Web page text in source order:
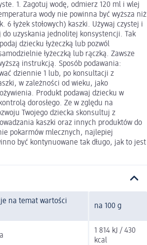
1. Zagotuj wodę, odmierz 120 ml i wlej
wody nie powinna być wyższa niż
łyżek stołowych) kaszki. Używaj czystej i
do uzyskania jednolitej konsystencji. Tak
dziecku łyżeczką lub pozwól
łyżeczką lub rączką. Zawsze
instrukcją. Sposób podawania:
dziennie 1 lub, po konsultacji z
w zależności od wieku, jako
Produkt podawaj dziecku w
dorosłego. Ze w zględu na
Twojego dziecka skonsultuj z
kaszki oraz innych produktów do
pokarmów mlecznych, najlepiej
być kontynuowane tak długo, jak to jest
na temat wartości
na 100 g
1 814 kJ / 430
kcal